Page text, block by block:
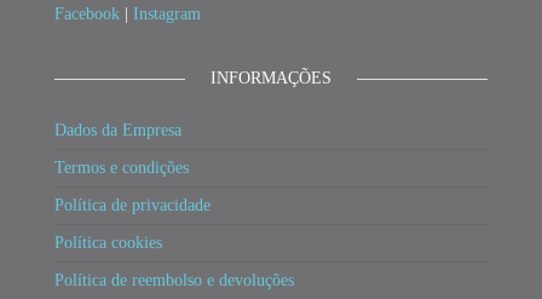
Facebook Instagram
INFORMAÇÕES
Dados da Empresa
Termos e condições
Política de privacidade
Política cookies
Política de reembolso e devoluções